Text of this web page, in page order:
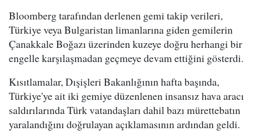
Bloomberg tarafından derlenen gemi takip verileri,
Türkiye veya Bulgaristan limanlarına giden gemilerin
Çanakkale Boğazı üzerinden kuzeye doğru herhangi bir
engelle karşılaşmadan geçmeye devam ettiğini gösterdi.
Kısıtlamalar, Dışişleri Bakanlığının hafta başında,
Türkiye'ye ait iki gemiye düzenlenen insansız hava aracı
saldırılarında Türk vatandaşları dahil bazı mürettebatın
yaralandığını doğrulayan açıklamasının ardından geldi.